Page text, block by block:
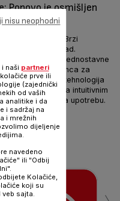
Ponovo je osmišljen
CUISINE Brzi
lakšom nego ikad.
porodicu uz jednostavne
ekspres lonca za
ekskluzivna tehnologija
rezultate, sa intuitivnim
jednostavan za upotrebu.
Pošalji
naši partneri
prve ili
(zajednički
od vaših
analitike i da
i sadržaj na
i mrežnih
dijeljenje
navedeno
ili "Odbij
Kolačiće,
koji su
veb sajta.
nisu neophodni